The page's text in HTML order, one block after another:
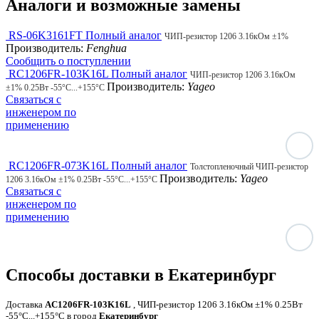
Аналоги и возможные замены
RS-06K3161FT Полный аналог ЧИП-резистор 1206 3.16кОм ±1%
Производитель: Fenghua
Сообщить о поступлении
RC1206FR-103K16L Полный аналог ЧИП-резистор 1206 3.16кОм
±1% 0.25Вт -55°С...+155°С Производитель: Yageo
Связаться с
инженером по
применению
RC1206FR-073K16L Полный аналог Толстопленочный ЧИП-резистор
1206 3.16кОм ±1% 0.25Вт -55°С...+155°С Производитель: Yageo
Связаться с
инженером по
применению
Способы доставки в Екатеринбург
Доставка AC1206FR-103K16L , ЧИП-резистор 1206 3.16кОм ±1% 0.25Вт
-55°С...+155°С в город Екатеринбург